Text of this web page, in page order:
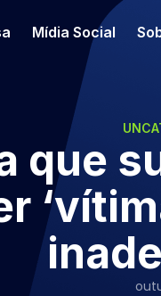
Mídia Social
que